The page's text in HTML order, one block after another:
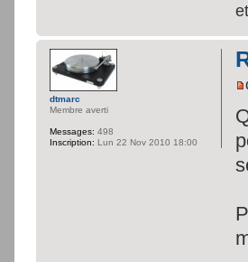
dtmarc
Membre averti
Messages: 498
Inscription: Lun 22 Nov 2010 18:00